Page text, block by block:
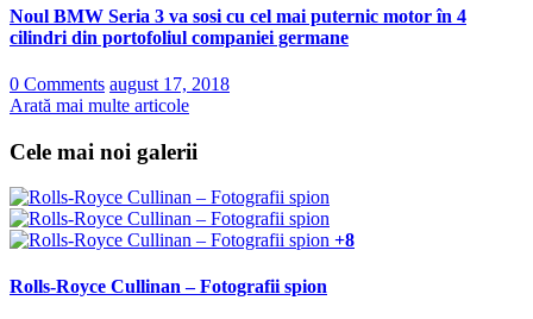
Noul BMW Seria 3 va sosi cu cel mai puternic motor în 4
cilindri din portofoliul companiei germane
0 Comments august 17, 2018
Arată mai multe articole
Cele mai noi galerii
+8
Rolls-Royce Cullinan – Fotografii spion